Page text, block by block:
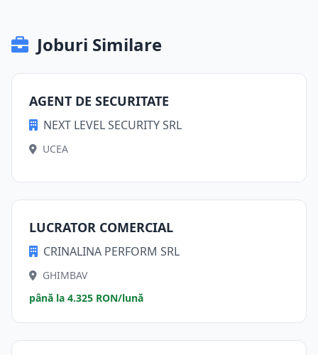
Joburi Similare
AGENT DE SECURITATE
NEXT LEVEL SECURITY SRL
UCEA
LUCRATOR COMERCIAL
CRINALINA PERFORM SRL
GHIMBAV
până la 4.325 RON/lună